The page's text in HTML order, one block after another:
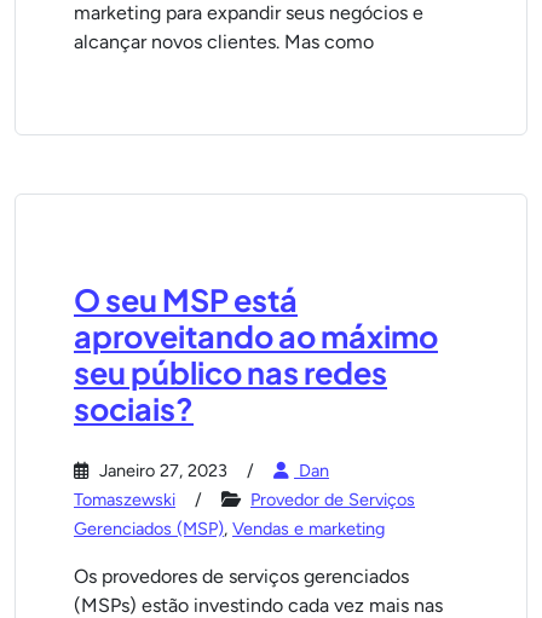
marketing para expandir seus negócios e
alcançar novos clientes. Mas como
O seu MSP está
aproveitando ao máximo
seu público nas redes
sociais?
Janeiro 27, 2023
Dan
Tomaszewski
Provedor de Serviços
Gerenciados (MSP), Vendas e marketing
Os provedores de serviços gerenciados
(MSPs) estão investindo cada vez mais nas